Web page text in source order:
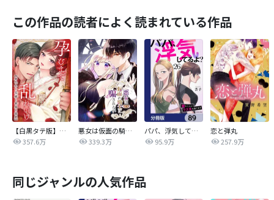
この作品の読者によく読まれている作品
【白黒タテ版】孕むまで乱れいけ～身代わり花嫁と軍服の猛愛
357.6万
悪女は仮面の騎士に騙されない
339.3万
パパ、浮気してるよ？娘と二人でクズ夫を捨てます【分冊版】
95.9万
恋と弾丸
257.9万
同じジャンルの人気作品